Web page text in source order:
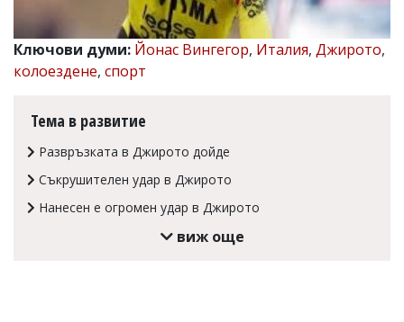
Касабова,
еmail:k.kassabova@flagman.bg
редактор:
Колев,
email:
office@flagman.bg
Коментарите
статиите
Ключови думи: Йонас Вингегор, Италия, Джирото,
колоездене, спорт
Тема в развитие
Развръзката в Джирото дойде
Съкрушителен удар в Джирото
Нанесен е огромен удар в Джирото
виж още